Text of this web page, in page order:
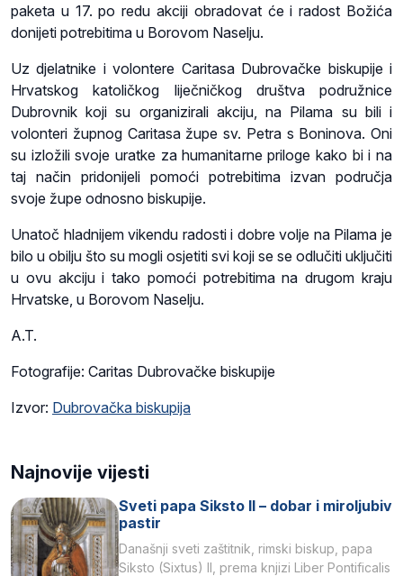
paketa u 17. po redu akciji obradovat će i radost Božića
donijeti potrebitima u Borovom Naselju.
Uz djelatnike i volontere Caritasa Dubrovačke biskupije i
Hrvatskog katoličkog liječničkog društva podružnice
Dubrovnik koji su organizirali akciju, na Pilama su bili i
volonteri župnog Caritasa župe sv. Petra s Boninova. Oni
su izložili svoje uratke za humanitarne priloge kako bi i na
taj način pridonijeli pomoći potrebitima izvan područja
svoje župe odnosno biskupije.
Unatoč hladnijem vikendu radosti i dobre volje na Pilama je
bilo u obilju što su mogli osjetiti svi koji se se odlučiti uključiti
u ovu akciju i tako pomoći potrebitima na drugom kraju
Hrvatske, u Borovom Naselju.
A.T.
Fotografije: Caritas Dubrovačke biskupije
Izvor: Dubrovačka biskupija
Najnovije vijesti
Sveti papa Siksto II – dobar i miroljubiv
pastir
Današnji sveti zaštitnik, rimski biskup, papa
Siksto (Sixtus) II, prema knjizi Liber Pontificalis